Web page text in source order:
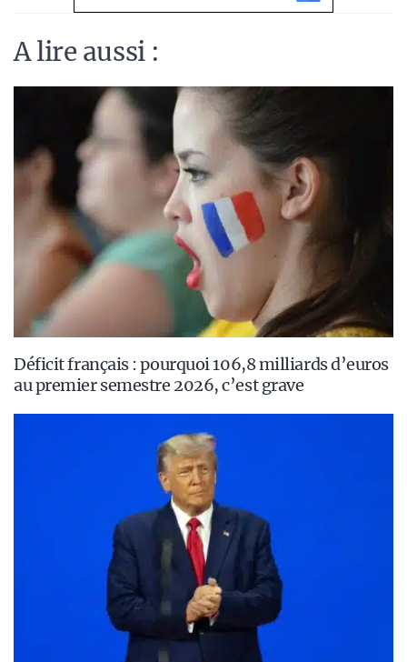
A lire aussi :
Déficit français : pourquoi 106,8 milliards d’euros
au premier semestre 2026, c’est grave